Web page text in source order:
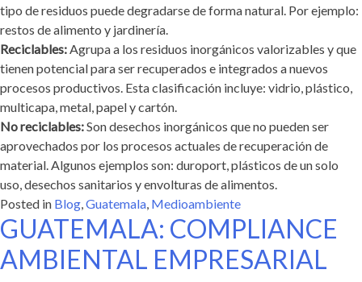
tipo de residuos puede degradarse de forma natural. Por ejemplo:
restos de alimento y jardinería.
Reciclables:Agrupa a los residuos inorgánicos valorizables y que
tienen potencial para ser recuperados e integrados a nuevos
procesos productivos. Esta clasificación incluye: vidrio, plástico,
multicapa, metal, papel y cartón.
No reciclables:Son desechos inorgánicos que no pueden ser
aprovechados por los procesos actuales de recuperación de
material. Algunos ejemplos son: duroport, plásticos de un solo
uso, desechos sanitarios y envolturas de alimentos.
Posted in Blog,Guatemala, Medioambiente
GUATEMALA: COMPLIANCE
AMBIENTAL EMPRESARIAL